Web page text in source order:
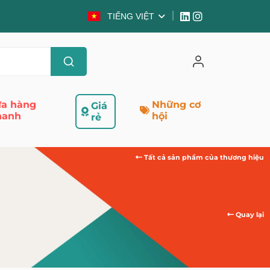
TIẾNG VIỆT
hàng
Giá
rẻ
Những cơ
hội
Tất cả sản phẩm của thương hiệu
Quay lại